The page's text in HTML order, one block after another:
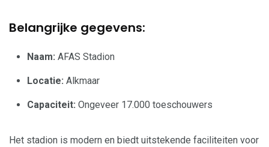
Belangrijke gegevens:
Naam: AFAS Stadion
Locatie: Alkmaar
Capaciteit: Ongeveer 17.000 toeschouwers
Het stadion is modern en biedt uitstekende faciliteiten voor